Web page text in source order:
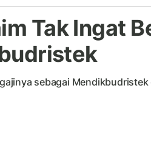
Tak Ingat
sebagai